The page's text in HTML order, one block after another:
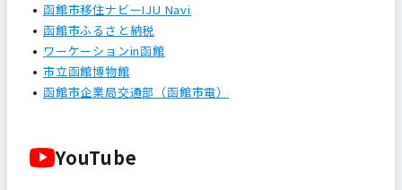
函館市移住ナビーIJU Navi
函館市ふるさと納税
ワーケーションin函館
市立函館博物館
函館市企業局交通部（函館市電）
YouTube